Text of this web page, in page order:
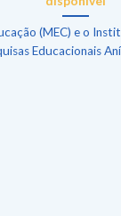
(MEC) e o
Educacionais